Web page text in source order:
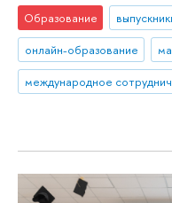
Образование
онлайн-образование
международное